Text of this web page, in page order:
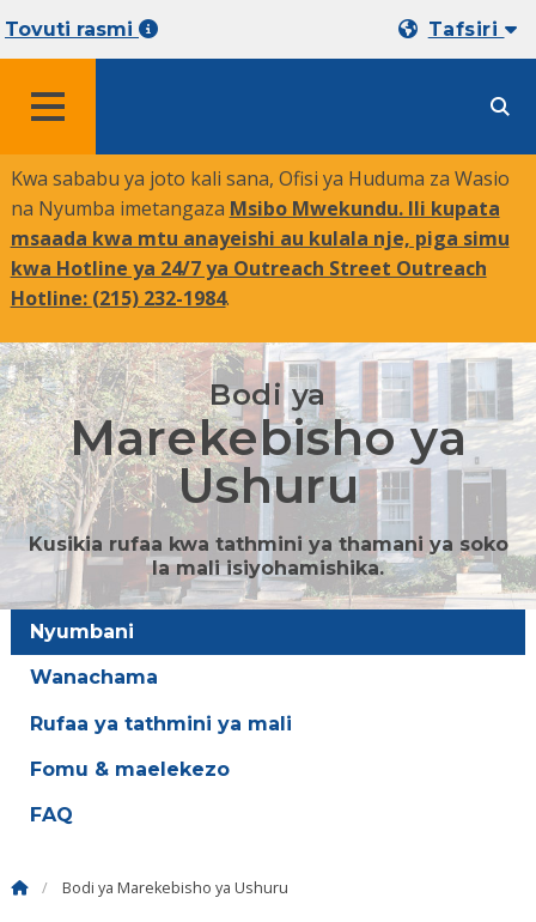
Tovuti rasmi Tafsiri
Kwa sababu ya joto kali sana, Ofisi ya Huduma za Wasio
na Nyumba imetangaza Msibo Mwekundu. Ili kupata
msaada kwa mtu anayeishi au kulala nje, piga simu
kwa Hotline ya 24/7 ya Outreach Street Outreach
Hotline: (215) 232-1984.
Bodi ya
Marekebisho ya
Ushuru
Kusikia rufaa kwa tathmini ya thamani ya soko
la mali isiyohamishika.
Nyumbani
Wanachama
Rufaa ya tathmini ya mali
Fomu & maelekezo
FAQ
Bodi ya Marekebisho ya Ushuru